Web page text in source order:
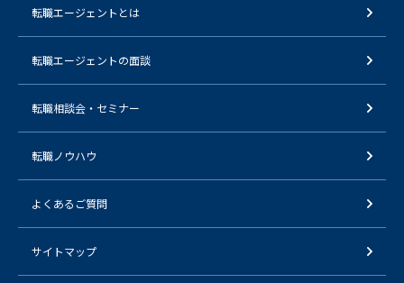
転職エージェントとは
転職エージェントの面談
転職相談会・セミナー
転職ノウハウ
よくあるご質問
サイトマップ